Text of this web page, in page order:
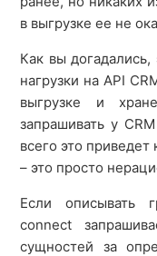
в выгрузке ее не
Как вы
нагрузки на API
выгрузке и
запрашивать у
всего это
– это просто
Если описывать
connect
сущностей за